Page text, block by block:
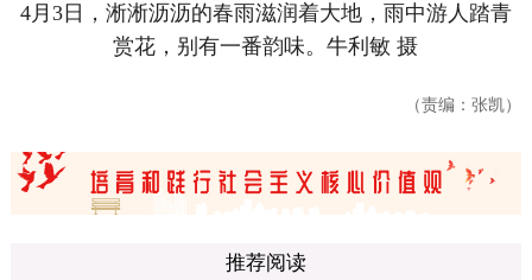
4月3日，淅淅沥沥的春雨滋润着大地，雨中游人踏青
赏花，别有一番韵味。牛利敏 摄
（责编：张凯）
推荐阅读